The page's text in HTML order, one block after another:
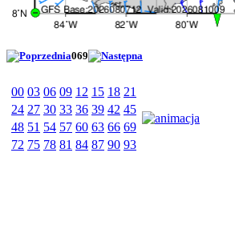
069
00 03 06 09 12 15 18 21
24 27 30 33 36 39 42 45
48 51 54 57 60 63 66 69
72 75 78 81 84 87 90 93